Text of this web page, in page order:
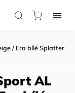
/ Era bílé Splatter
AL